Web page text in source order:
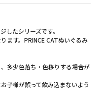
したシリーズです。
ます。PRINCE CATぬいぐるみ
多少色落ち・色移りする場合が
子様が誤って飲み込まないよう